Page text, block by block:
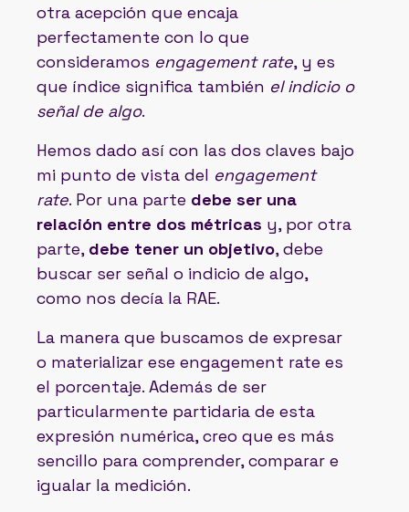
otra acepción que encaja
perfectamente con lo que
consideramos engagement rate, y es
que índice significa también el indicio o
señal de algo.
Hemos dado así con las dos claves bajo
mi punto de vista del engagement
rate. Por una parte debe ser una
relación entre dos métricas y, por otra
parte, debe tener un objetivo, debe
buscar ser señal o indicio de algo,
como nos decía la RAE.
La manera que buscamos de expresar
o materializar ese engagement rate es
el porcentaje. Además de ser
particularmente partidaria de esta
expresión numérica, creo que es más
sencillo para comprender, comparar e
igualar la medición.